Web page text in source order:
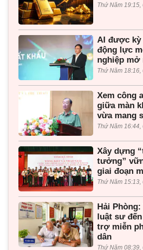
Thứ Năm 19:15,
AI được
động lực
nghiệp mở
Thứ Năm 18:16,
Xem công
giữa màn
vừa mang
Thứ Năm 16:44,
Xây dựng
tưởng”
giai đoạn
Thứ Năm 15:13,
Hải
luật sư
trợ miễn
dân
Thứ Năm 08:39,